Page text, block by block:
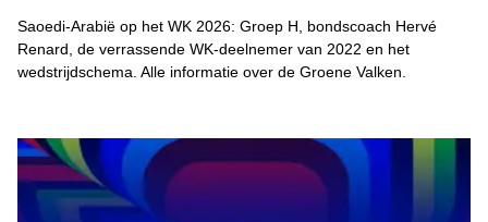
Saoedi-Arabië op het WK 2026: Groep H, bondscoach Hervé
Renard, de verrassende WK-deelnemer van 2022 en het
wedstrijdschema. Alle informatie over de Groene Valken.